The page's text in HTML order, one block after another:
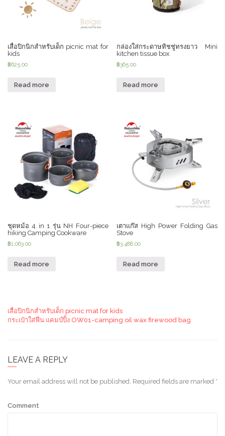
เสื่อปิกนิกสำหรับเด็ก picnic mat for
kids
฿625.00
Read more
กล่องใส่กระดาษทิชชู่ทรงยาว Mini
kitchen tissue box
฿365.00
Read more
ชุดหม้อ 4 in 1 รุ่น NH Four-piece
hiking Camping Cookware
฿1,063.00
Read more
เตาแก๊ส High Power Folding Gas
Stove
฿3,488.00
Read more
เสื่อปิกนิกสำหรับเด็ก picnic mat for kids
กระเป๋าใส่ฟืน แคมป์ปิ้ง OW01-camping oil wax firewood bag
LEAVE A REPLY
Your email address will not be published. Required fields are marked *
Comment